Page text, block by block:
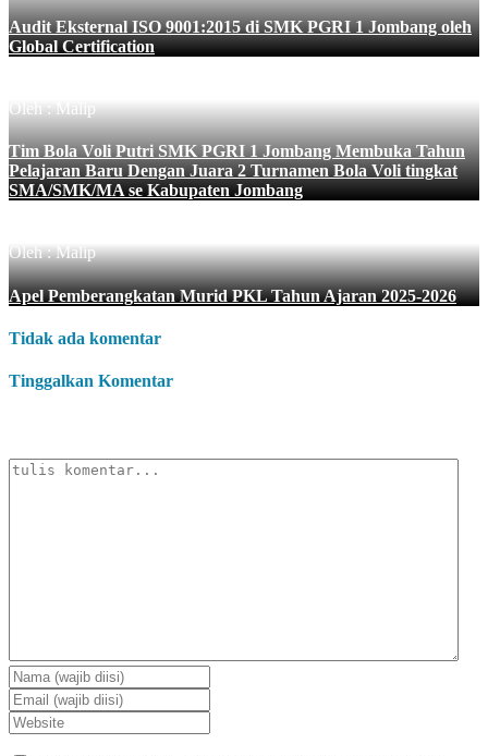
Audit Eksternal ISO 9001:2015 di SMK PGRI 1 Jombang oleh
Global Certification
Oleh : Malip
Tim Bola Voli Putri SMK PGRI 1 Jombang Membuka Tahun
Pelajaran Baru Dengan Juara 2 Turnamen Bola Voli tingkat
SMA/SMK/MA se Kabupaten Jombang
Oleh : Malip
Apel Pemberangkatan Murid PKL Tahun Ajaran 2025-2026
Tidak ada komentar
Tinggalkan Komentar